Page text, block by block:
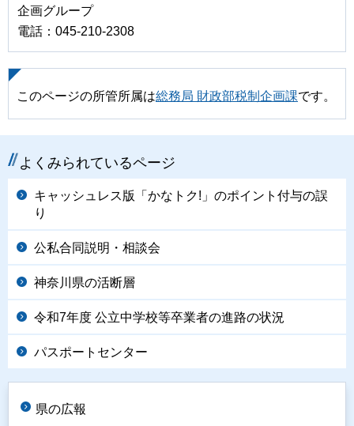
企画グループ
電話：045-210-2308
このページの所管所属は総務局 財政部税制企画課です。
よくみられているページ
キャッシュレス版「かなトク!」のポイント付与の誤
り
公私合同説明・相談会
神奈川県の活断層
令和7年度 公立中学校等卒業者の進路の状況
パスポートセンター
県の広報